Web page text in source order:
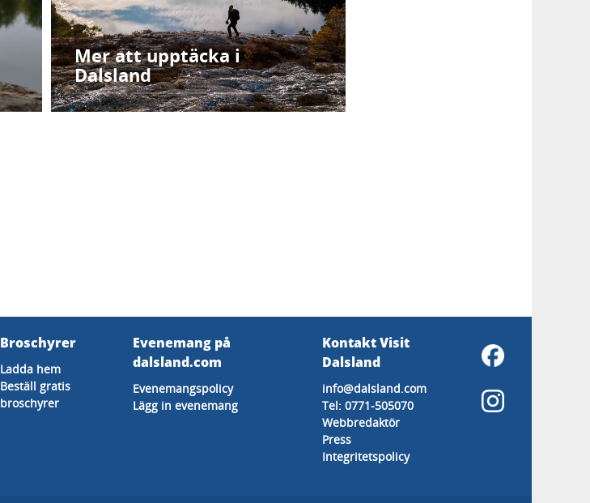
Mer att upptäcka i
Dalsland
Broschyrer
Ladda hem
Beställ gratis
broschyrer
Evenemang på
dalsland.com
Evenemangspolicy
Lägg in evenemang
Kontakt Visit
Dalsland
info@dalsland.com
Tel: 0771-505070
Webbredaktör
Press
Integritetspolicy